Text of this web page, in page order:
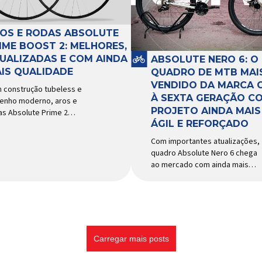
e permitir os
necessários
a condução, o pivô […]
e acessórios para ciclismo
mais reconhecida no Brasil.
Importada e distribuída […]
E RODAS ABSOLUTE
BOOST 2: MELHORES,
E COM AINDA
QUALIDADE
construção tubeless e
moderno, aros e
Absolute Prime 2
ABSOLUTE NERO 6: O
QUADRO DE MTB
VENDIDO DA MARCA
À SEXTA GERAÇÃO
PROJETO AINDA MAIS
ÁGIL E REFORÇADO
Com importantes atualizações,
quadro Absolute Nero 6 chega
ao mercado com ainda mais
bicicletas brasileiro chega em
nova versão: o
Carregar mais posts